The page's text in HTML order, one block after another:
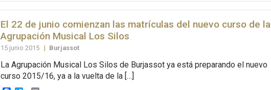
El 22 de junio comienzan las matrículas del nuevo curso de la
Agrupación Musical Los Silos
15 junio 2015 | Burjassot
La Agrupación Musical Los Silos de Burjassot ya está preparando el nuevo
curso 2015/16, ya a la vuelta de la […]